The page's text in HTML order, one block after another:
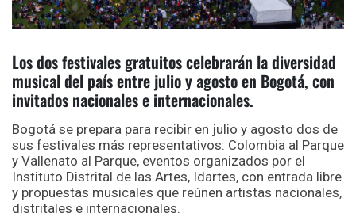
Los dos festivales gratuitos celebrarán la diversidad
musical del país entre julio y agosto en Bogotá, con
invitados nacionales e internacionales.
Bogotá se prepara para recibir en julio y agosto dos de
sus festivales más representativos: Colombia al Parque
y Vallenato al Parque, eventos organizados por el
Instituto Distrital de las Artes, Idartes, con entrada libre
y propuestas musicales que reúnen artistas nacionales,
distritales e internacionales.